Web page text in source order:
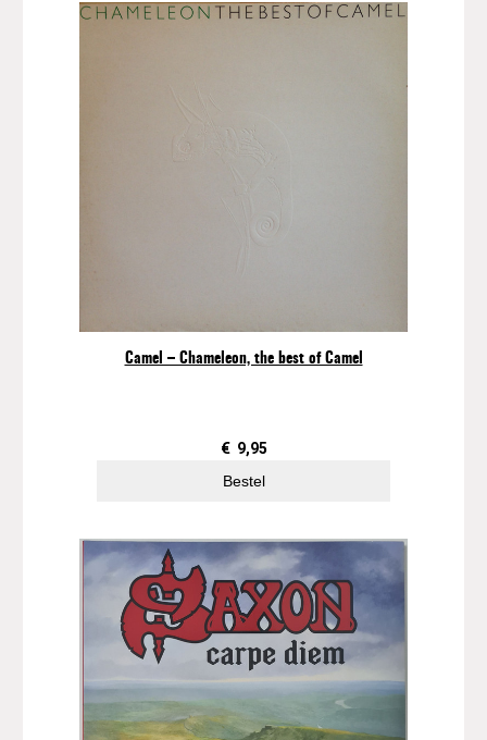
Camel – Chameleon, the best of Camel
€ 9,95
Bestel